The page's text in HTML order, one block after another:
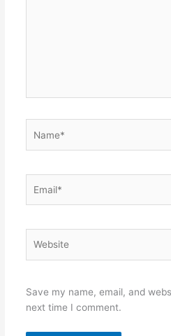
Save my name, email, and
next time I comment.